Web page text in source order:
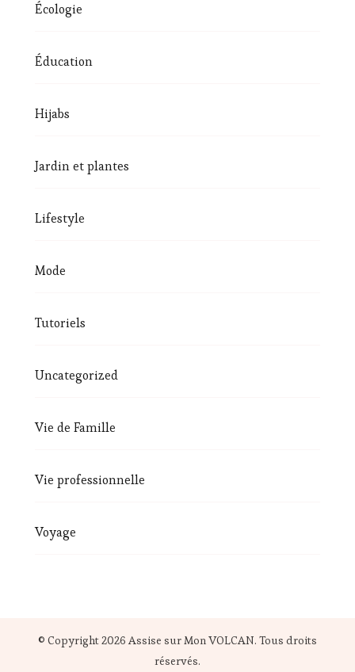
Écologie
Éducation
Hijabs
Jardin et plantes
Lifestyle
Mode
Tutoriels
Uncategorized
Vie de Famille
Vie professionnelle
Voyage
© Copyright 2026 Assise sur Mon VOLCAN. Tous droits
réservés.